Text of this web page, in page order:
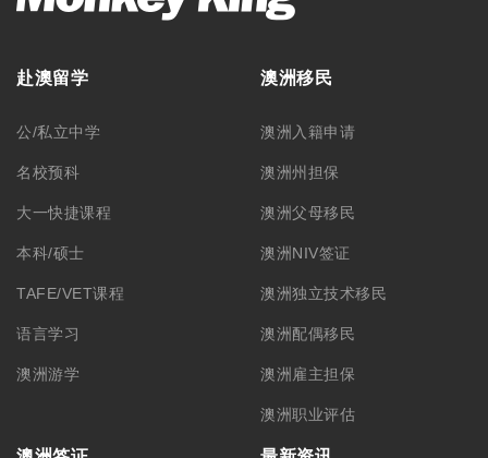
赴澳留学
公/私立中学
名校预科
大一快捷课程
本科/硕士
TAFE/VET课程
语言学习
澳洲游学
澳洲移民
澳洲入籍申请
澳洲州担保
澳洲父母移民
澳洲NIV签证
澳洲独立技术移民
澳洲配偶移民
澳洲雇主担保
澳洲职业评估